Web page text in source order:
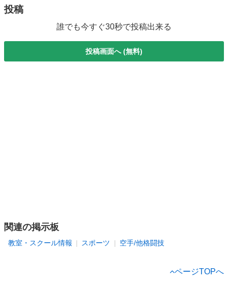
投稿
誰でも今すぐ30秒で投稿出来る
投稿画面へ (無料)
関連の掲示板
教室・スクール情報 スポーツ 空手/他格闘技
ページTOPへ